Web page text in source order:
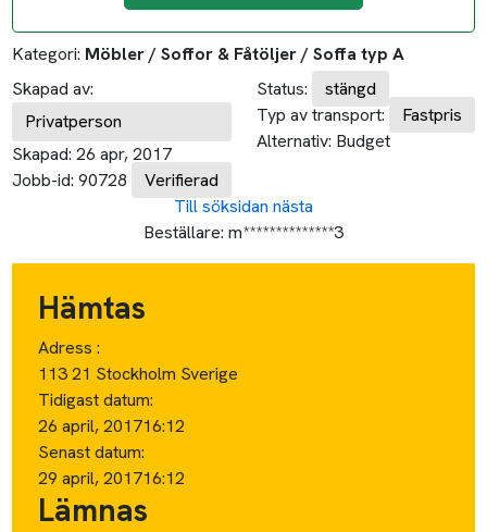
Kategori: Möbler / Soffor & Fåtöljer / Soffa typ A
Skapad av:
Privatperson
Skapad: 26 apr, 2017
Jobb-id: 90728 Verifierad
Status:
stängd
Typ av transport:
Fastpris
Alternativ: Budget
Till söksidan nästa
Beställare: m**************3
Hämtas
Adress :
113 21 Stockholm Sverige
Tidigast datum:
26 april, 201716:12
Senast datum:
29 april, 201716:12
Lämnas